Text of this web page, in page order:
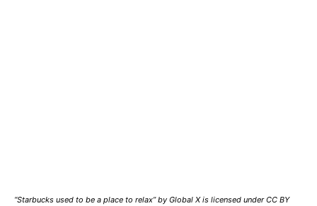
“Starbucks used to be a place to relax” by Global X is licensed under CC BY